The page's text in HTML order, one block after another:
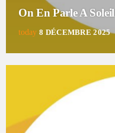
On En Parle A Soleil
today 8 DÉCEMBRE 2025